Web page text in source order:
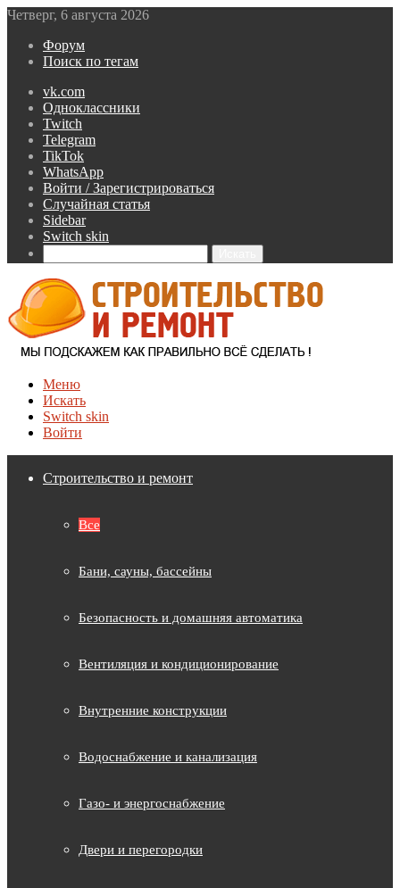
Четверг, 6 августа 2026
Форум
Поиск по тегам
vk.com
Одноклассники
Twitch
Telegram
TikTok
WhatsApp
Войти / Зарегистрироваться
Случайная статья
Sidebar
Switch skin
Меню
Искать
Switch skin
Войти
Строительство и ремонт
Все
Бани, сауны, бассейны
Безопасность и домашняя автоматика
Вентиляция и кондиционирование
Внутренние конструкции
Водоснабжение и канализация
Газо- и энергоснабжение
Двери и перегородки